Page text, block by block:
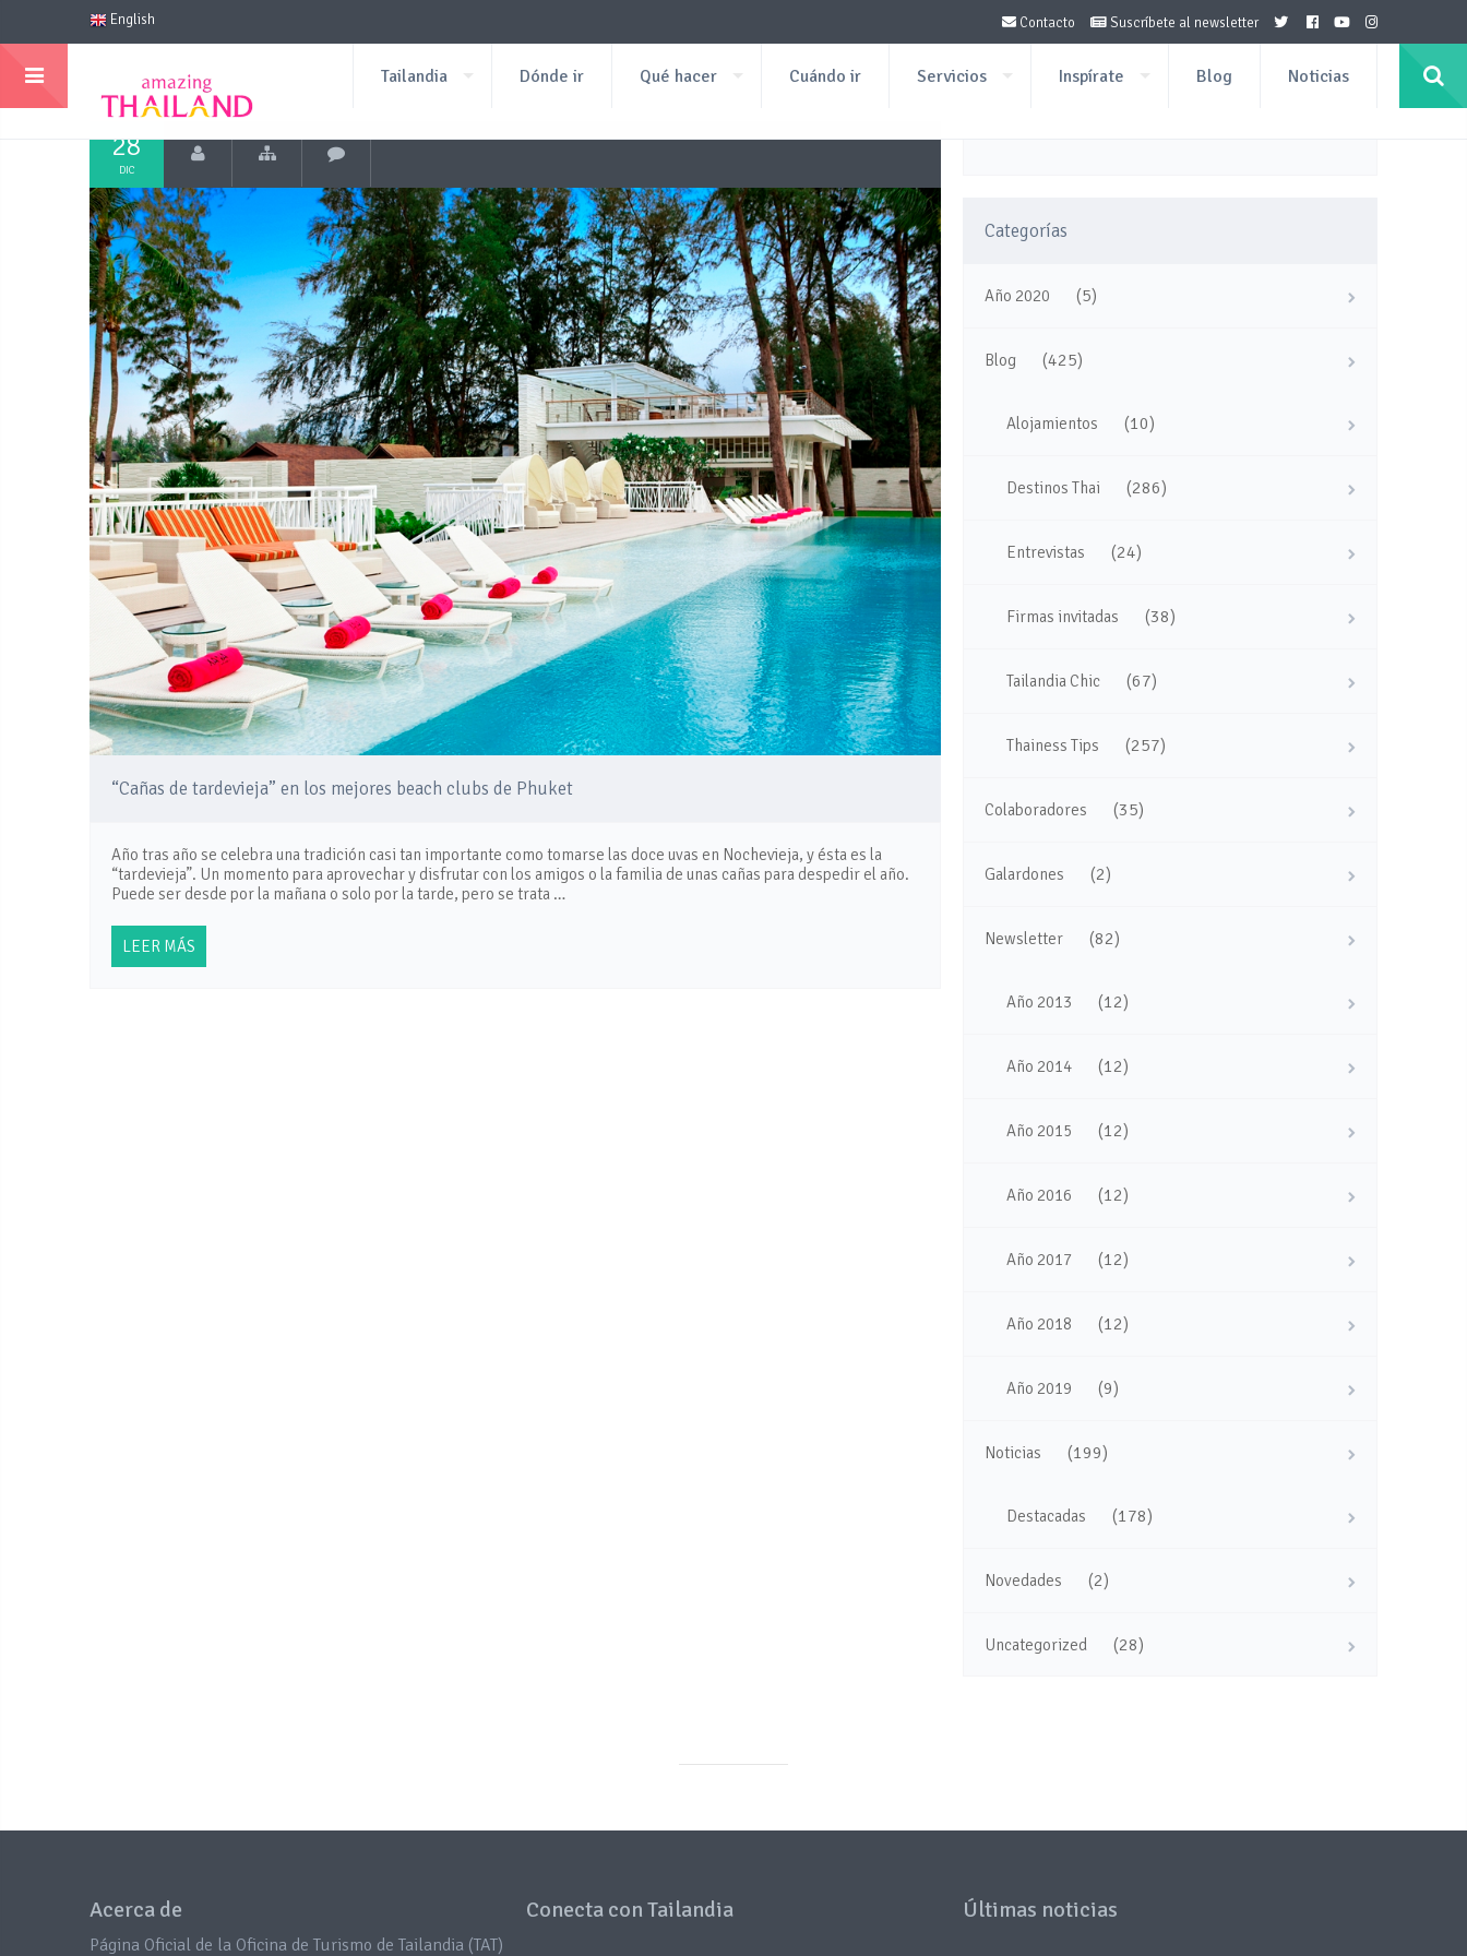
English Contacto Suscríbete al newsletter
Tailandia Dónde ir Qué hacer Cuándo ir Servicios Inspírate Blog Noticias
28
DIC
“Cañas de tardevieja” en los mejores beach clubs de Phuket
Año tras año se celebra una tradición casi tan importante como tomarse las doce uvas en Nochevieja, y ésta es la
“tardevieja”. Un momento para aprovechar y disfrutar con los amigos o la familia de unas cañas para despedir el año.
Puede ser desde por la mañana o solo por la tarde, pero se trata …
LEER MÁS
Categorías
Año 2020 (5)
Blog (425)
Alojamientos (10)
Destinos Thai (286)
Entrevistas (24)
Firmas invitadas (38)
Tailandia Chic (67)
Thainess Tips (257)
Colaboradores (35)
Galardones (2)
Newsletter (82)
Año 2013 (12)
Año 2014 (12)
Año 2015 (12)
Año 2016 (12)
Año 2017 (12)
Año 2018 (12)
Año 2019 (9)
Noticias (199)
Destacadas (178)
Novedades (2)
Uncategorized (28)
Acerca de
Página Oficial de la Oficina de Turismo de Tailandia (TAT)
Conecta con Tailandia Últimas noticias